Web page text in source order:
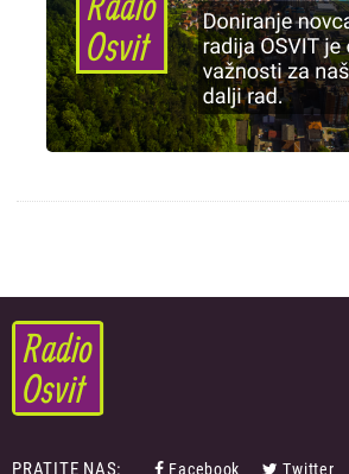
PRATITE NAS: Facebook Twitter